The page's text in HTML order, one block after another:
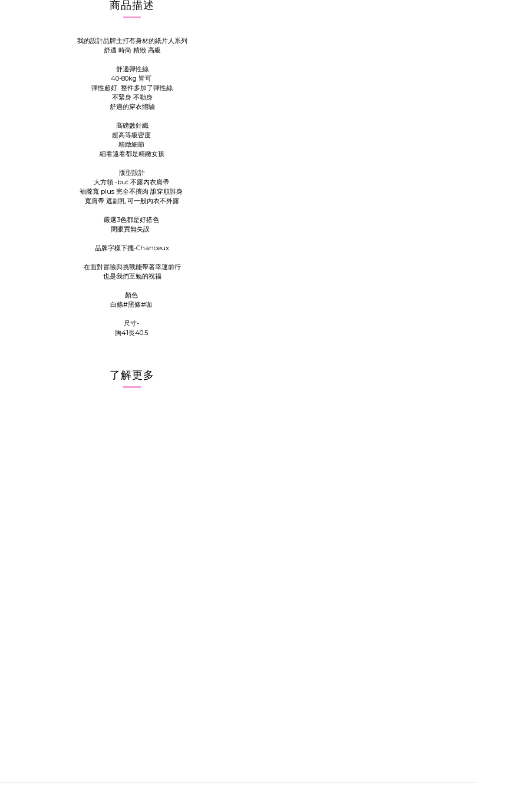
商品描述
我的設計品牌主打有身材的紙片人系列
舒適 時尚 精緻 高級
舒適彈性絲
40-80kg 皆可
彈性超好 整件多加了彈性絲
不緊身 不勒身
舒適的穿衣體驗
高磅數針織
超高等級密度
精緻細節
細看遠看都是精緻女孩
版型設計
大方領 -but 不露內衣肩帶
袖攏寬 plus 完全不擠肉 誰穿順誰身
寬肩帶 遮副乳 可一般內衣不外露
嚴選3色都是好搭色
閉眼買無失誤
品牌字樣下擺-Chanceux
在面對冒險與挑戰能帶著幸運前行
也是我們互勉的祝福
顏色
白條#黑條#咖
尺寸-
胸41長40.5
了解更多